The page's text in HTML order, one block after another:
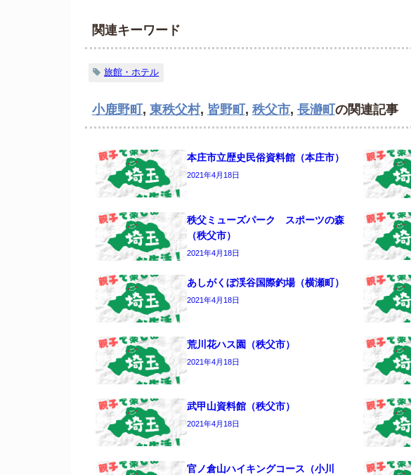
関連キーワード
旅館・ホテル
小鹿野町 , 東秩父村, 皆野町 , 秩父市, 長瀞町 の関連記事
本庄市立歴史民俗資料館（本庄市）
2021年4月18日
秩父ミューズパーク スポーツの森
（秩父市）
2021年4月18日
あしがくぼ渓谷国際釣場（横瀬町）
2021年4月18日
荒川花ハス園（秩父市）
2021年4月18日
武甲山資料館（秩父市）
2021年4月18日
官ノ倉山ハイキングコース（小川